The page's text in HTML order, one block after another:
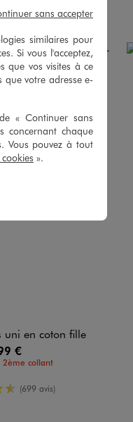
uni en coton fille
€
2ème collant
de moyenne
(699 avis)
similaires pour
Si vous l'acceptez,
que vos visites à ce
que votre adresse e-
« Continuer sans
concernant chaque
Vous pouvez à tout
».
sans accepter